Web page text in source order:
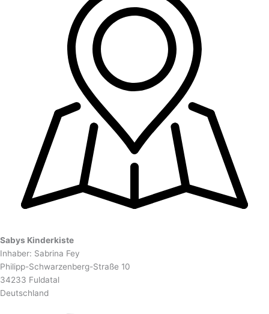
Sabys Kinderkiste
Inhaber: Sabrina Fey
Philipp-Schwarzenberg-Straße 10
34233 Fuldatal
Deutschland